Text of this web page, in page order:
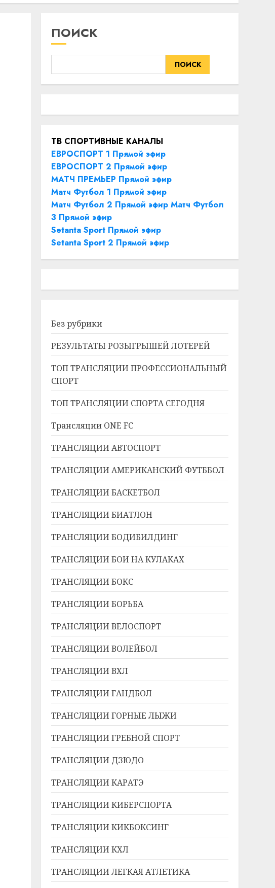
ПОИСК
ПОИСК
ТВ СПОРТИВНЫЕ КАНАЛЫ
ЕВРОСПОРТ 1 Прямой эфир
ЕВРОСПОРТ 2 Прямой эфир
МАТЧ ПРЕМЬЕР Прямой эфир
Матч Футбол 1 Прямой эфир
Матч Футбол 2 Прямой эфир Матч Футбол
3 Прямой эфир
Setanta Sport Прямой эфир
Setanta Sport 2 Прямой эфир
Без рубрики
РЕЗУЛЬТАТЫ РОЗЫГРЫШЕЙ ЛОТЕРЕЙ
ТОП ТРАНСЛЯЦИИ ПРОФЕССИОНАЛЬНЫЙ
СПОРТ
ТОП ТРАНСЛЯЦИИ СПОРТА СЕГОДНЯ
Трансляции ONE FC
ТРАНСЛЯЦИИ АВТОСПОРТ
ТРАНСЛЯЦИИ АМЕРИКАНСКИЙ ФУТББОЛ
ТРАНСЛЯЦИИ БАСКЕТБОЛ
ТРАНСЛЯЦИИ БИАТЛОН
ТРАНСЛЯЦИИ БОДИБИЛДИНГ
ТРАНСЛЯЦИИ БОИ НА КУЛАКАХ
ТРАНСЛЯЦИИ БОКС
ТРАНСЛЯЦИИ БОРЬБА
ТРАНСЛЯЦИИ ВЕЛОСПОРТ
ТРАНСЛЯЦИИ ВОЛЕЙБОЛ
ТРАНСЛЯЦИИ ВХЛ
ТРАНСЛЯЦИИ ГАНДБОЛ
ТРАНСЛЯЦИИ ГОРНЫЕ ЛЫЖИ
ТРАНСЛЯЦИИ ГРЕБНОЙ СПОРТ
ТРАНСЛЯЦИИ ДЗЮДО
ТРАНСЛЯЦИИ КАРАТЭ
ТРАНСЛЯЦИИ КИБЕРСПОРТА
ТРАНСЛЯЦИИ КИКБОКСИНГ
ТРАНСЛЯЦИИ КХЛ
ТРАНСЛЯЦИИ ЛЕГКАЯ АТЛЕТИКА